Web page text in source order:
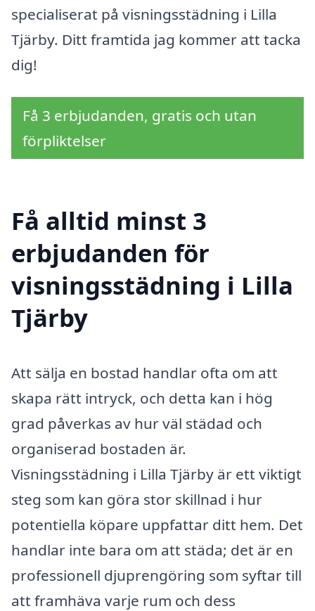
specialiserat på visningsstädning i Lilla
Tjärby. Ditt framtida jag kommer att tacka
dig!
Få 3 erbjudanden, gratis och utan
förpliktelser
Få alltid minst 3
erbjudanden för
visningsstädning i Lilla
Tjärby
Att sälja en bostad handlar ofta om att
skapa rätt intryck, och detta kan i hög
grad påverkas av hur väl städad och
organiserad bostaden är.
Visningsstädning i Lilla Tjärby är ett viktigt
steg som kan göra stor skillnad i hur
potentiella köpare uppfattar ditt hem. Det
handlar inte bara om att städa; det är en
professionell djuprengöring som syftar till
att framhäva varje rum och dess